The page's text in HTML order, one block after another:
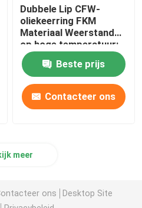
Dubbele Lip CFW-
oliekeerring FKM
Materiaal Weerstand
op hoge temperatuur:
Beste prijs
Contacteer ons
meer
ons
Desktop Site